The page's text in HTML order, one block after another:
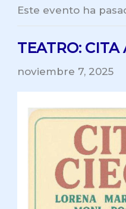
Este evento ha
TEATRO: CITA
noviembre 7, 2025